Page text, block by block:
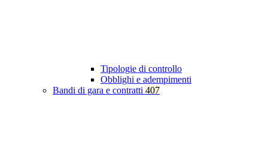
Tipologie di controllo
Obblighi e adempimenti
Bandi di gara e contratti 407